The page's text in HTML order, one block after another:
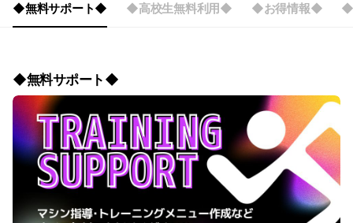
◆無料サポート◆ ◆高校生無料利用◆ ◆お得情報◆
◆無料サポート◆